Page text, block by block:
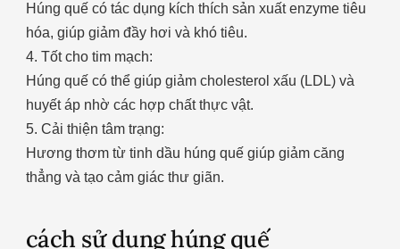
Húng quế có tác dụng kích thích sản xuất enzyme tiêu
hóa, giúp giảm đầy hơi và khó tiêu.
4. Tốt cho tim mạch:
Húng quế có thể giúp giảm cholesterol xấu (LDL) và
huyết áp nhờ các hợp chất thực vật.
5. Cải thiện tâm trạng:
Hương thơm từ tinh dầu húng quế giúp giảm căng
thẳng và tạo cảm giác thư giãn.
cách sử dụng húng quế